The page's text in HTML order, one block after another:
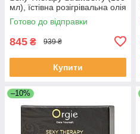
мл), їстівна розігрівальна олія
+ пір’їнка
Готово до відправки
845 ₴ 939 ₴
Купити
–10%